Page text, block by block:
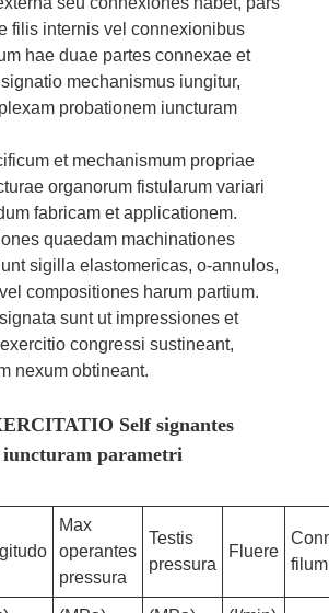
filis internis vel connexionibus
hae duae partes connexae et
mechanismus iungitur,
probationem iuncturam
et mechanismum propriae
organorum fistularum variari
fabricam et applicationem.
quaedam machinationes
sigilla elastomericas, o-annulos,
compositiones harum partium.
sunt ut impressiones et
congressi sustineant,
nexum obtineant.
Self signantes
iuncturam parametri
Max
operantes
pressura
Testis
pressura
Fluere
filum